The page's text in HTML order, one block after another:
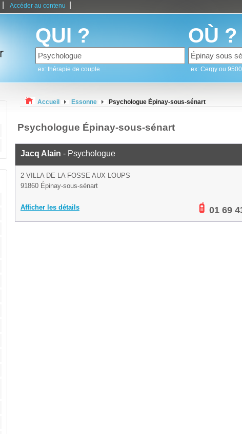
Accéder au contenu
QUI ?
ex: thérapie de couple
OÙ ?
ex: Cergy ou
Accueil Essonne Psychologue Épinay-sous-sénart
Psychologue Épinay-sous-sénart
Jacq Alain - Psychologue
2 VILLA DE LA FOSSE AUX LOUPS
91860 Épinay-sous-sénart
Afficher les détails 01 69